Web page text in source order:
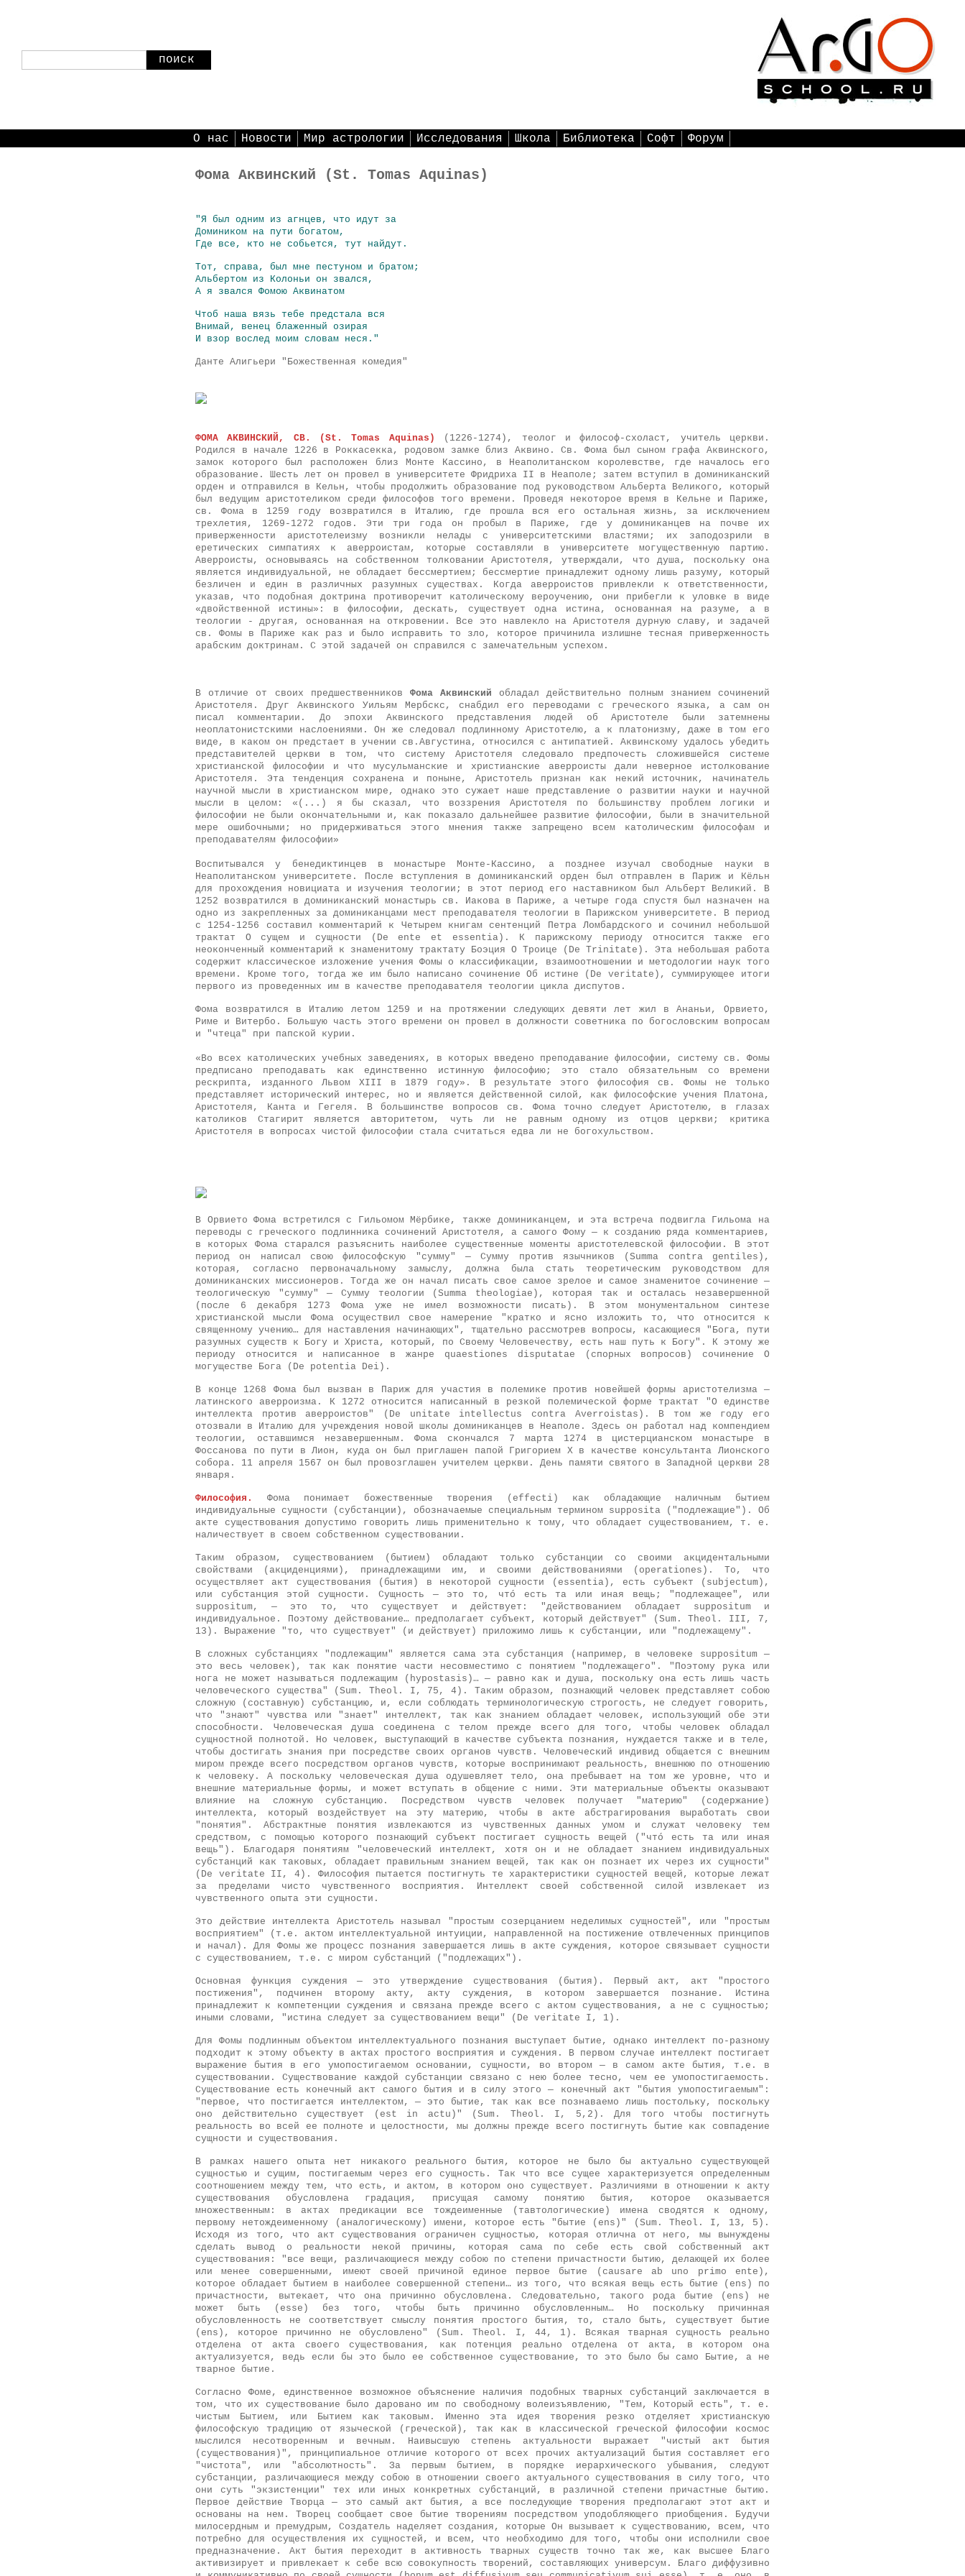
поиск
О нас Новости Мир астрологии Исследования Школа Библиотека Софт Форум
Фома Аквинский (St. Tomas Aquinas)
"Я был одним из агнцев, что идут за
Домиником на пути богатом,
Где все, кто не собьется, тут найдут.
Тот, справа, был мне пестуном и братом;
Альбертом из Колоньи он звался,
А я звался Фомою Аквинатом
Чтоб наша вязь тебе предстала вся
Внимай, венец блаженный озирая
И взор вослед моим словам неся."
Данте Алигьери "Божественная комедия"
ФОМА АКВИНСКИЙ, СВ. (St. Tomas Aquinas)
(1226-1274), теолог и философ-схоласт, учитель церкви.
Родился в начале 1226 в Роккасекка, родовом замке близ Аквино.Св. Фома был сыном графа Аквинского,
замок которого был расположен близ Монте Кассино, в Неаполитанском королевстве, где началось его
образование. Шесть лет он провел в университете Фридриха II в Неаполе; затем вступил в доминиканский
орден и отправился в Кельн, чтобы продолжить образование под руководством Альберта Великого, который
был ведущим аристотеликом среди философов того времени. Проведя некоторое время в Кельне и Париже,
св. Фома в 1259 году возвратился в Италию, где прошла вся его остальная жизнь, за исключением
трехлетия, 1269-1272 годов. Эти три года он пробыл в Париже, где у доминиканцев на почве их
приверженности аристотелеизму возникли нелады с университетскими властями; их заподозрили в
еретических симпатиях к аверроистам, которые составляли в университете могущественную партию.
Аверроисты, основываясь на собственном толковании Аристотеля, утверждали, что душа, поскольку она
является индивидуальной, не обладает бессмертием; бессмертие принадлежит одному лишь разуму, который
безличен и един в различных разумных существах. Когда аверроистов привлекли к ответственности,
указав, что подобная доктрина противоречит католическому вероучению, они прибегли к уловке в виде
«двойственной истины»: в философии, дескать, существует одна истина, основанная на разуме, а в
теологии - другая, основанная на откровении. Все это навлекло на Аристотеля дурную славу, и задачей
св. Фомы в Париже как раз и было исправить то зло, которое причинила излишне тесная приверженность
арабским доктринам. С этой задачей он справился с замечательным успехом.
В отличие от своих предшественников Фома Аквинский обладал действительно полным знанием сочинений
Аристотеля. Друг Аквинского Уильям Мербскс, снабдил его переводами с греческого языка, а сам он
писал комментарии. До эпохи Аквинского представления людей об Аристотеле были затемнены
неоплатонистскими наслоениями. Он же следовал подлинному Аристотелю, а к платонизму, даже в том его
виде, в каком он предстает в учении св.Августина, относился с антипатией. Аквинскому удалось убедить
представителей церкви в том, что систему Аристотеля следовало предпочесть сложившейся системе
христианской философии и что мусульманские и христианские аверроисты дали неверное истолкование
Аристотеля. Эта тенденция сохранена и поныне, Аристотель признан как некий источник, начинатель
научной мысли в христианском мире, однако это сужает наше представление о развитии науки и научной
мысли в целом: «(...) я бы сказал, что воззрения Аристотеля по большинству проблем логики и
философии не были окончательными и, как показало дальнейшее развитие философии, были в значительной
мере ошибочными; но придерживаться этого мнения также запрещено всем католическим философам и
преподавателям философии»
Воспитывался у бенедиктинцев в монастыре Монте-Кассино, а позднее изучал свободные науки в
Неаполитанском университете. После вступления в доминиканский орден был отправлен в Париж и Кёльн
для прохождения новициата и изучения теологии; в этот период его наставником был Альберт Великий. В
1252 возвратился в доминиканский монастырь св. Иакова в Париже, а четыре года спустя был назначен на
одно из закрепленных за доминиканцами мест преподавателя теологии в Парижском университете. В период
с 1254-1256 составил комментарий к Четырем книгам сентенций Петра Ломбардского и сочинил небольшой
трактат О сущем и сущности (De ente et essentia). К парижскому периоду относится также его
неоконченный комментарий к знаменитому трактату Боэция О Троице (De Trinitate). Эта небольшая работа
содержит классическое изложение учения Фомы о классификации, взаимоотношении и методологии наук того
времени. Кроме того, тогда же им было написано сочинение Об истине (De veritate), суммирующее итоги
первого из проведенных им в качестве преподавателя теологии цикла диспутов.
Фома возвратился в Италию летом 1259 и на протяжении следующих девяти лет жил в Ананьи, Орвието,
Риме и Витербо. Большую часть этого времени он провел в должности советника по богословским вопросам
и "чтеца" при папской курии.
«Во всех католических учебных заведениях, в которых введено преподавание философии, систему св. Фомы
предписано преподавать как единственно истинную философию; это стало обязательным со времени
рескрипта, изданного Львом XIII в 1879 году». В результате этого философия св. Фомы не только
представляет исторический интерес, но и является действенной силой, как философские учения Платона,
Аристотеля, Канта и Гегеля. В большинстве вопросов св. Фома точно следует Аристотелю, в глазах
католиков Стагирит является авторитетом, чуть ли не равным одному из отцов церкви; критика
Аристотеля в вопросах чистой философии стала считаться едва ли не богохульством.
В Орвието Фома встретился с Гильомом Мёрбике, также доминиканцем, и эта встреча подвигла Гильома на
переводы с греческого подлинника сочинений Аристотеля, а самого Фому — к созданию ряда комментариев,
в которых Фома старался разъяснить наиболее существенные моменты аристотелевской философии. В этот
период он написал свою философскую "сумму" — Сумму против язычников (Summa contra gentiles),
которая, согласно первоначальному замыслу, должна была стать теоретическим руководством для
доминиканских миссионеров. Тогда же он начал писать свое самое зрелое и самое знаменитое сочинение —
теологическую "сумму" — Сумму теологии (Summa theologiae), которая так и осталась незавершенной
(после 6 декабря 1273 Фома уже не имел возможности писать). В этом монументальном синтезе
христианской мысли Фома осуществил свое намерение "кратко и ясно изложить то, что относится к
священному учению… для наставления начинающих", тщательно рассмотрев вопросы, касающиеся "Бога, пути
разумных существ к Богу и Христа, который, по Своему Человечеству, есть наш путь к Богу". К этому же
периоду относится и написанное в жанре quaestiones disputatae (спорных вопросов) сочинение О
могуществе Бога (De potentia Dei).
В конце 1268 Фома был вызван в Париж для участия в полемике против новейшей формы аристотелизма —
латинского аверроизма. К 1272 относится написанный в резкой полемической форме трактат "О единстве
интеллекта против аверроистов" (De unitate intellectus contra Averroistas). В том же году его
отозвали в Италию для учреждения новой школы доминиканцев в Неаполе. Здесь он работал над компендием
теологии, оставшимся незавершенным. Фома скончался 7 марта 1274 в цистерцианском монастыре в
Фоссанова по пути в Лион, куда он был приглашен папой Григорием X в качестве консультанта Лионского
собора. 11 апреля 1567 он был провозглашен учителем церкви. День памяти святого в Западной церкви 28
января.
Философия.
Фома понимает божественные творения (effecti) как обладающие наличным бытием
индивидуальные сущности (субстанции), обозначаемые специальным термином supposita ("подлежащие"). Об
акте существования допустимо говорить лишь применительно к тому, что обладает существованием, т. е.
наличествует в своем собственном существовании.
Таким образом, существованием (бытием) обладают только субстанции со своими акцидентальными
свойствами (акциденциями), принадлежащими им, и своими действованиями (operationes). То, что
осуществляет акт существования (бытия) в некоторой сущности (essentia), есть субъект (subjectum),
или субстанция этой сущности. Сущность — это то, чтó есть та или иная вещь; "подлежащее", или
suppositum, — это то, что существует и действует: "действованием обладает suppositum и
индивидуальное. Поэтому действование… предполагает субъект, который действует" (Sum. Theol. III, 7,
13). Выражение "то, что существует" (и действует) приложимо лишь к субстанции, или "подлежащему".
В сложных субстанциях "подлежащим" является сама эта субстанция (например, в человеке suppositum —
это весь человек), так как понятие части несовместимо с понятием "подлежащего". "Поэтому рука или
нога не может называться подлежащим (hypostasis)… — равно как и душа, поскольку она есть лишь часть
человеческого существа" (Sum. Theol. I, 75, 4). Таким образом, познающий человек представляет собою
сложную (составную) субстанцию, и, если соблюдать терминологическую строгость, не следует говорить,
что "знают" чувства или "знает" интеллект, так как знанием обладает человек, использующий обе эти
способности. Человеческая душа соединена с телом прежде всего для того, чтобы человек обладал
сущностной полнотой. Но человек, выступающий в качестве субъекта познания, нуждается также и в теле,
чтобы достигать знания при посредстве своих органов чувств. Человеческий индивид общается с внешним
миром прежде всего посредством органов чувств, которые воспринимают реальность, внешнюю по отношению
к человеку. А поскольку человеческая душа одушевляет тело, она пребывает на том же уровне, что и
внешние материальные формы, и может вступать в общение с ними. Эти материальные объекты оказывают
влияние на сложную субстанцию. Посредством чувств человек получает "материю" (содержание)
интеллекта, который воздействует на эту материю, чтобы в акте абстрагирования выработать свои
"понятия". Абстрактные понятия извлекаются из чувственных данных умом и служат человеку тем
средством, с помощью которого познающий субъект постигает сущность вещей ("чтó есть та или иная
вещь"). Благодаря понятиям "человеческий интеллект, хотя он и не обладает знанием индивидуальных
субстанций как таковых, обладает правильным знанием вещей, так как он познает их через их сущности"
(De veritate II, 4). Философия пытается постигнуть те характеристики сущностей вещей, которые лежат
за пределами чисто чувственного восприятия. Интеллект своей собственной силой извлекает из
чувственного опыта эти сущности.
Это действие интеллекта Аристотель называл "простым созерцанием неделимых сущностей", или "простым
восприятием" (т.е. актом интеллектуальной интуиции, направленной на постижение отвлеченных принципов
и начал). Для Фомы же процесс познания завершается лишь в акте суждения, которое связывает сущности
с существованием, т.е. с миром субстанций ("подлежащих").
Основная функция суждения — это утверждение существования (бытия). Первый акт, акт "простого
постижения", подчинен второму акту, акту суждения, в котором завершается познание. Истина
принадлежит к компетенции суждения и связана прежде всего с актом существования, а не с сущностью;
иными словами, "истина следует за существованием вещи" (De veritate I, 1).
Для Фомы подлинным объектом интеллектуального познания выступает бытие, однако интеллект по-разному
подходит к этому объекту в актах простого восприятия и суждения. В первом случае интеллект постигает
выражение бытия в его умопостигаемом основании, сущности, во втором — в самом акте бытия, т.е. в
существовании. Существование каждой субстанции связано с нею более тесно, чем ее умопостигаемость.
Существование есть конечный акт самого бытия и в силу этого — конечный акт "бытия умопостигаемым":
"первое, что постигается интеллектом, — это бытие, так как все познаваемо лишь постольку, поскольку
оно действительно существует (est in actu)" (Sum. Theol. I, 5,2). Для того чтобы постигнуть
реальность во всей ее полноте и целостности, мы должны прежде всего постигнуть бытие как совпадение
сущности и существования.
В рамках нашего опыта нет никакого реального бытия, которое не было бы актуально существующей
сущностью и сущим, постигаемым через его сущность. Так что все сущее характеризуется определенным
соотношением между тем, что есть, и актом, в котором оно существует. Различиями в отношении к акту
существования обусловлена градация, присущая самому понятию бытия, которое оказывается
множественным: в актах предикации все тождеименные (тавтологические) имена сводятся к одному,
первому нетождеименному (аналогическому) имени, которое есть "бытие (ens)" (Sum. Theol. I, 13, 5).
Исходя из того, что акт существования ограничен сущностью, которая отлична от него, мы вынуждены
сделать вывод о реальности некой причины, которая сама по себе есть свой собственный акт
существования: "все вещи, различающиеся между собою по степени причастности бытию, делающей их более
или менее совершенными, имеют своей причиной единое первое бытие (causare ab uno primo ente),
которое обладает бытием в наиболее совершенной степени… из того, что всякая вещь есть бытие (ens) по
причастности, вытекает, что она причинно обусловлена. Следовательно, такого рода бытие (ens) не
может быть (esse) без того, чтобы быть причинно обусловленным… Но поскольку причинная
обусловленность не соответствует смыслу понятия простого бытия, то, стало быть, существует бытие
(ens), которое причинно не обусловлено" (Sum. Theol. I, 44, 1). Всякая тварная сущность реально
отделена от акта своего существования, как потенция реально отделена от акта, в котором она
актуализуется, ведь если бы это было ее собственное существование, то это было бы само Бытие, а не
тварное бытие.
Согласно Фоме, единственное возможное объяснение наличия подобных тварных субстанций заключается в
том, что их существование было даровано им по свободному волеизъявлению, "Тем, Который есть", т. е.
чистым Бытием, или Бытием как таковым. Именно эта идея творения резко отделяет христианскую
философскую традицию от языческой (греческой), так как в классической греческой философии космос
мыслился несотворенным и вечным. Наивысшую степень актуальности выражает "чистый акт бытия
(существования)", принципиальное отличие которого от всех прочих актуализаций бытия составляет его
"чистота", или "абсолютность". За первым бытием, в порядке иерархического убывания, следуют
субстанции, различающиеся между собою в отношении своего актуального существования в силу того, что
они суть "экзистенции" тех или иных конкретных субстанций, в различной степени причастные бытию.
Первое действие Творца — это самый акт бытия, а все последующие творения предполагают этот акт и
основаны на нем. Творец сообщает свое бытие творениям посредством уподобляющего приобщения. Будучи
милосердным и премудрым, Создатель наделяет создания, которые Он вызывает к существованию, всем, что
потребно для осуществления их сущностей, и всем, что необходимо для того, чтобы они исполнили свое
предназначение. Акт бытия переходит в активность тварных существ точно так же, как высшее Благо
активизирует и привлекает к себе всю совокупность творений, составляющих универсум. Благо диффузивно